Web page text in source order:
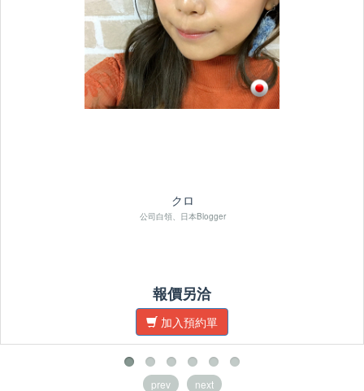
クロ
公司白領、日本Blogger
報價另洽
加入預約單
prev next